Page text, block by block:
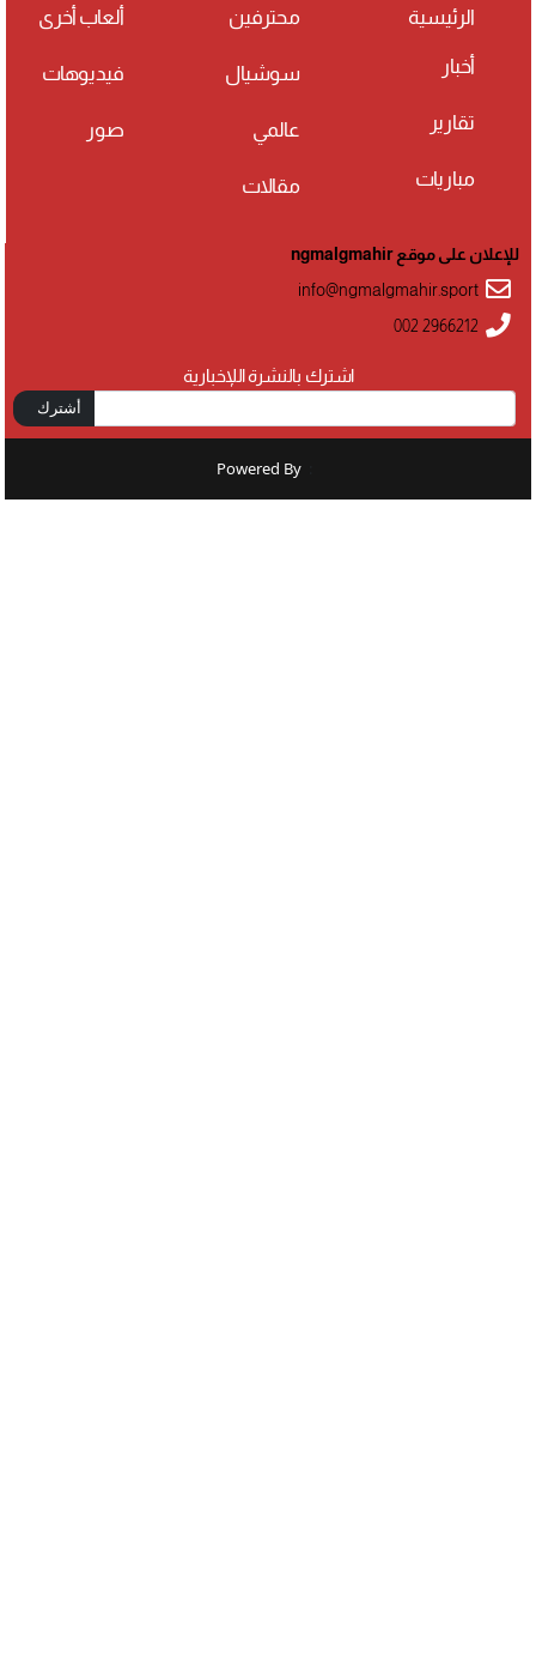
الرئيسية
أخبار
تقارير
مباريات
محترفين
سوشيال
عالمي
مقالات
ألعاب أخرى
فيديوهات
صور
اشترك بالنشرة اللإخبارية
أشترك
للإعلان على موقع ngmalgmahir
info@ngmalgmahir.sport
002 2966212
Powered By